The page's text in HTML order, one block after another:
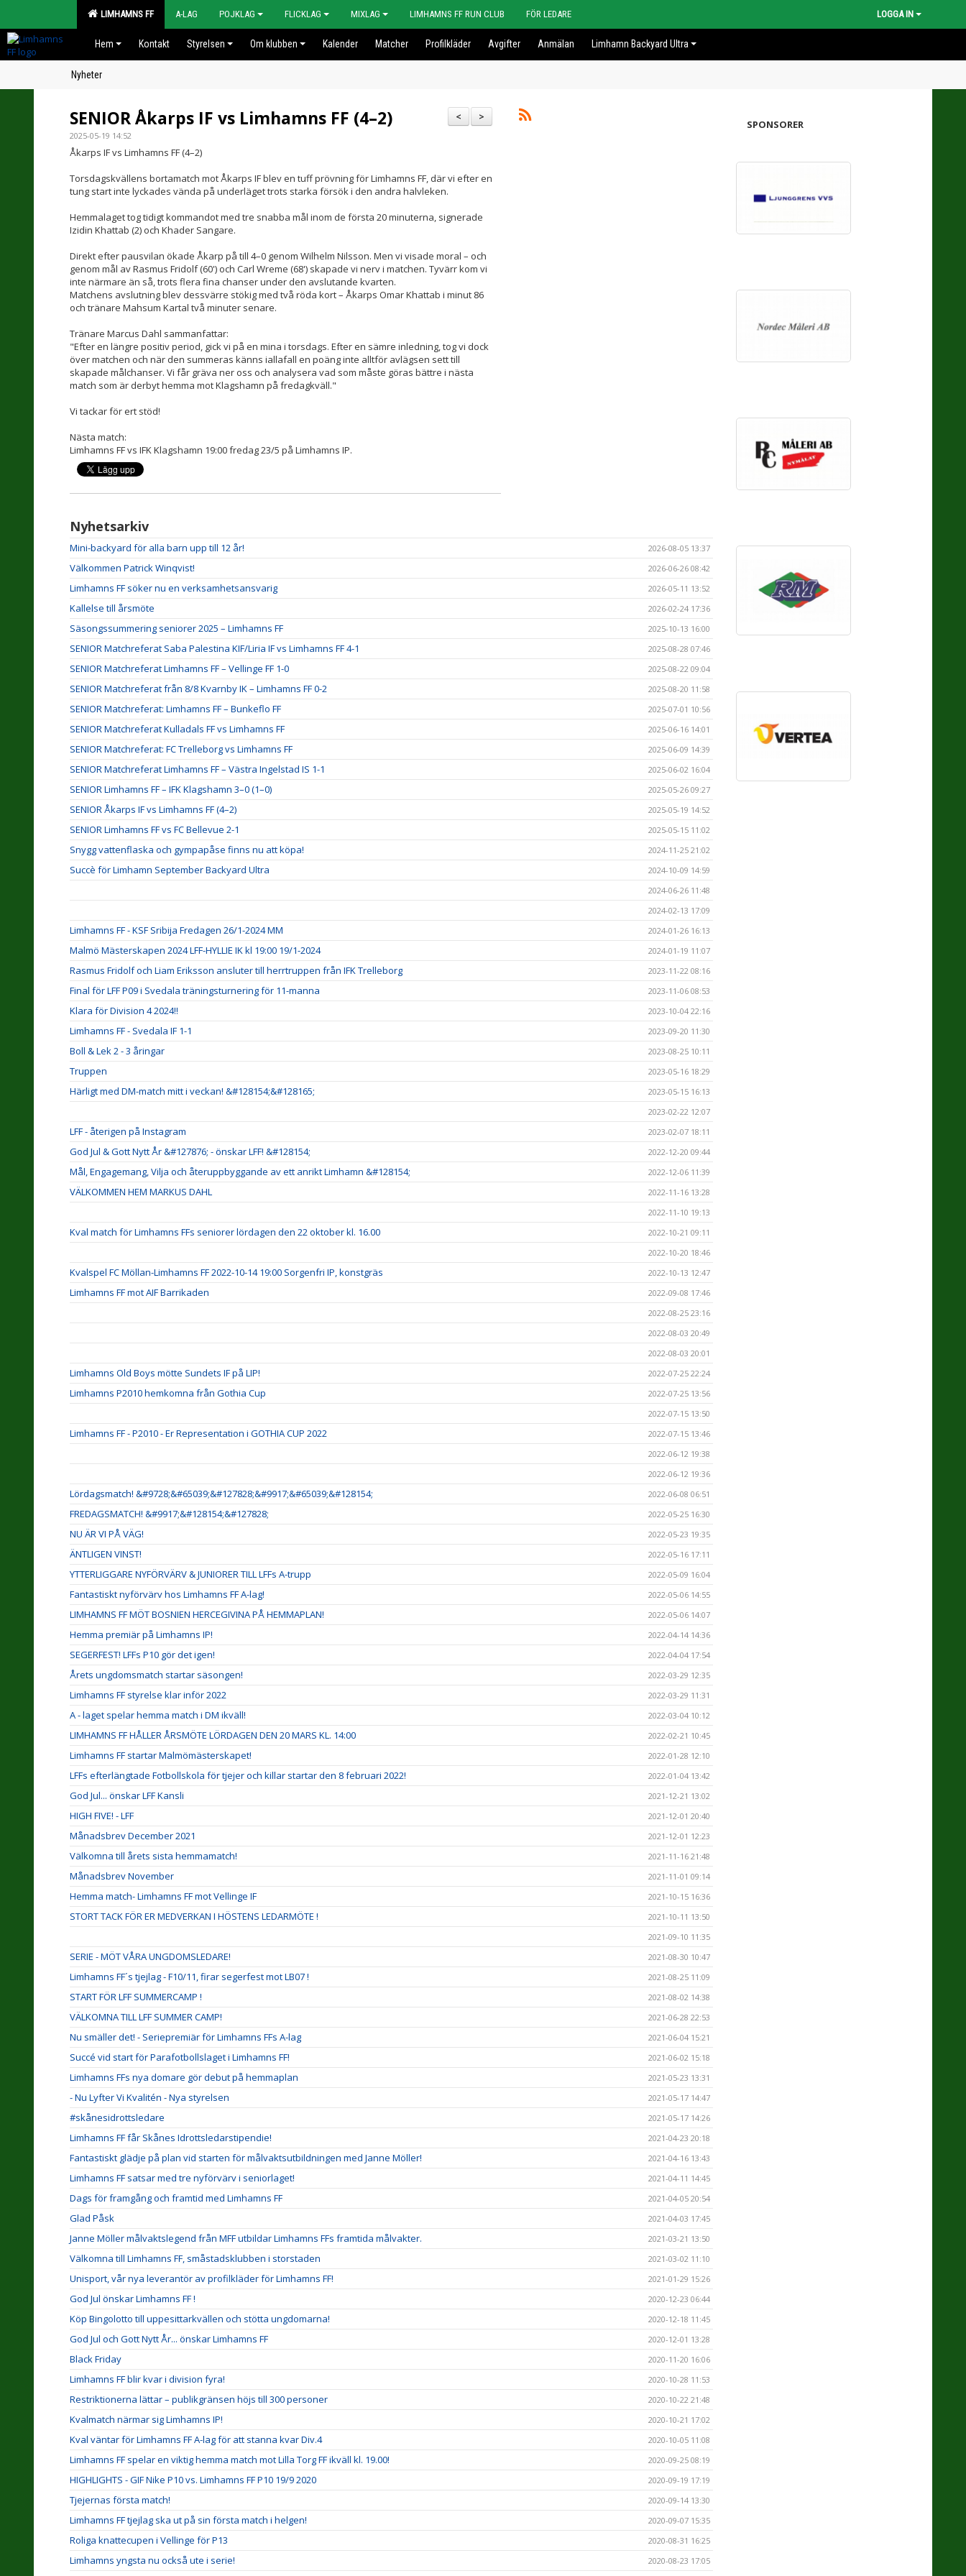
LIMHAMNS FF A-LAG POJKLAG FLICKLAG MIXLAG LIMHAMNS FF RUN CLUB FÖR LEDARE LOGGA IN
Hem Kontakt Styrelsen Om klubben Kalender Matcher Profilkläder Avgifter Anmälan Limhamn Backyard Ultra
Nyheter
>
<
SENIOR Åkarps IF vs Limhamns FF (4–2)
2025-05-19 14:52
Åkarps IF vs Limhamns FF (4–2)
Torsdagskvällens bortamatch mot Åkarps IF blev en tuff prövning för Limhamns FF, där vi efter en
tung start inte lyckades vända på underläget trots starka försök i den andra halvleken.
Hemmalaget tog tidigt kommandot med tre snabba mål inom de första 20 minuterna, signerade
Izidin Khattab (2) och Khader Sangare.
Direkt efter pausvilan ökade Åkarp på till 4–0 genom Wilhelm Nilsson. Men vi visade moral – och
genom mål av Rasmus Fridolf (60') och Carl Wreme (68') skapade vi nerv i matchen. Tyvärr kom vi
inte närmare än så, trots flera fina chanser under den avslutande kvarten.
Matchens avslutning blev dessvärre stökig med två röda kort – Åkarps Omar Khattab i minut 86
och tränare Mahsum Kartal två minuter senare.
Tränare Marcus Dahl sammanfattar:
"Efter en längre positiv period, gick vi på en mina i torsdags. Efter en sämre inledning, tog vi dock
över matchen och när den summeras känns iallafall en poäng inte alltför avlägsen sett till
skapade målchanser. Vi får gräva ner oss och analysera vad som måste göras bättre i nästa
match som är derbyt hemma mot Klagshamn på fredagkväll."
Vi tackar för ert stöd!
Nästa match:
Limhamns FF vs IFK Klagshamn 19:00 fredag 23/5 på Limhamns IP.
Nyhetsarkiv
Mini-backyard för alla barn upp till 12 år! 2026-08-05 13:37
Välkommen Patrick Winqvist! 2026-06-26 08:42
Limhamns FF söker nu en verksamhetsansvarig 2026-05-11 13:52
Kallelse till årsmöte 2026-02-24 17:36
Säsongssummering seniorer 2025 – Limhamns FF 2025-10-13 16:00
SENIOR Matchreferat Saba Palestina KIF/Liria IF vs Limhamns FF 4-1 2025-08-28 07:46
SENIOR Matchreferat Limhamns FF – Vellinge FF 1-0 2025-08-22 09:04
SENIOR Matchreferat från 8/8 Kvarnby IK – Limhamns FF 0-2 2025-08-20 11:58
SENIOR Matchreferat: Limhamns FF – Bunkeflo FF 2025-07-01 10:56
SENIOR Matchreferat Kulladals FF vs Limhamns FF 2025-06-16 14:01
SENIOR Matchreferat: FC Trelleborg vs Limhamns FF 2025-06-09 14:39
SENIOR Matchreferat Limhamns FF – Västra Ingelstad IS 1-1 2025-06-02 16:04
SENIOR Limhamns FF – IFK Klagshamn 3–0 (1–0) 2025-05-26 09:27
SENIOR Åkarps IF vs Limhamns FF (4–2) 2025-05-19 14:52
SENIOR Limhamns FF vs FC Bellevue 2-1 2025-05-15 11:02
Snygg vattenflaska och gympapåse finns nu att köpa! 2024-11-25 21:02
Succè för Limhamn September Backyard Ultra
2024-10-09 14:59
2024-06-26 11:48
2024-02-13 17:09
Limhamns FF - KSF Sribija Fredagen 26/1-2024 MM 2024-01-26 16:13
Malmö Mästerskapen 2024 LFF-HYLLIE IK kl 19:00 19/1-2024 2024-01-19 11:07
Rasmus Fridolf och Liam Eriksson ansluter till herrtruppen från IFK Trelleborg 2023-11-22 08:16
Final för LFF P09 i Svedala träningsturnering för 11-manna 2023-11-06 08:53
Klara för Division 4 2024!! 2023-10-04 22:16
Limhamns FF - Svedala IF 1-1 2023-09-20 11:30
Boll & Lek 2 - 3 åringar 2023-08-25 10:11
Truppen 2023-05-16 18:29
Härligt med DM-match mitt i veckan! &#128154;&#128165;
2023-05-15 16:13
2023-02-22 12:07
LFF - återigen på Instagram 2023-02-07 18:11
God Jul & Gott Nytt År &#127876; - önskar LFF! &#128154; 2022-12-20 09:44
Mål, Engagemang, Vilja och återuppbyggande av ett anrikt Limhamn &#128154; 2022-12-06 11:39
VÄLKOMMEN HEM MARKUS DAHL
2022-11-16 13:28
2022-11-10 19:13
Kval match för Limhamns FFs seniorer lördagen den 22 oktober kl. 16.00
2022-10-21 09:11
2022-10-20 18:46
Kvalspel FC Möllan-Limhamns FF 2022-10-14 19:00 Sorgenfri IP, konstgräs 2022-10-13 12:47
Limhamns FF mot AIF Barrikaden
2022-09-08 17:46
2022-08-25 23:16
2022-08-03 20:49
2022-08-03 20:01
Limhamns Old Boys mötte Sundets IF på LIP! 2022-07-25 22:24
Limhamns P2010 hemkomna från Gothia Cup
2022-07-25 13:56
2022-07-15 13:50
Limhamns FF - P2010 - Er Representation i GOTHIA CUP 2022
2022-07-15 13:46
2022-06-12 19:38
2022-06-12 19:36
Lördagsmatch! &#9728;&#65039;&#127828;&#9917;&#65039;&#128154; 2022-06-08 06:51
FREDAGSMATCH! &#9917;&#128154;&#127828; 2022-05-25 16:30
NU ÄR VI PÅ VÄG! 2022-05-23 19:35
ÄNTLIGEN VINST! 2022-05-16 17:11
YTTERLIGGARE NYFÖRVÄRV & JUNIORER TILL LFFs A-trupp 2022-05-09 16:04
Fantastiskt nyförvärv hos Limhamns FF A-lag! 2022-05-06 14:55
LIMHAMNS FF MÖT BOSNIEN HERCEGIVINA PÅ HEMMAPLAN! 2022-05-06 14:07
Hemma premiär på Limhamns IP! 2022-04-14 14:36
SEGERFEST! LFFs P10 gör det igen! 2022-04-04 17:54
Årets ungdomsmatch startar säsongen! 2022-03-29 12:35
Limhamns FF styrelse klar inför 2022 2022-03-29 11:31
A - laget spelar hemma match i DM ikväll! 2022-03-04 10:12
LIMHAMNS FF HÅLLER ÅRSMÖTE LÖRDAGEN DEN 20 MARS KL. 14:00 2022-02-21 10:45
Limhamns FF startar Malmömästerskapet! 2022-01-28 12:10
LFFs efterlängtade Fotbollskola för tjejer och killar startar den 8 februari 2022! 2022-01-04 13:42
God Jul... önskar LFF Kansli 2021-12-21 13:02
HIGH FIVE! - LFF 2021-12-01 20:40
Månadsbrev December 2021 2021-12-01 12:23
Välkomna till årets sista hemmamatch! 2021-11-16 21:48
Månadsbrev November 2021-11-01 09:14
Hemma match- Limhamns FF mot Vellinge IF 2021-10-15 16:36
STORT TACK FÖR ER MEDVERKAN I HÖSTENS LEDARMÖTE !
2021-10-11 13:50
2021-09-10 11:35
SERIE - MÖT VÅRA UNGDOMSLEDARE! 2021-08-30 10:47
Limhamns FF´s tjejlag - F10/11, firar segerfest mot LB07 ! 2021-08-25 11:09
START FÖR LFF SUMMERCAMP ! 2021-08-02 14:38
VÄLKOMNA TILL LFF SUMMER CAMP! 2021-06-28 22:53
Nu smäller det! - Seriepremiär för Limhamns FFs A-lag 2021-06-04 15:21
Succé vid start för Parafotbollslaget i Limhamns FF! 2021-06-02 15:18
Limhamns FFs nya domare gör debut på hemmaplan 2021-05-23 13:31
- Nu Lyfter Vi Kvalitén - Nya styrelsen 2021-05-17 14:47
#skånesidrottsledare 2021-05-17 14:26
Limhamns FF får Skånes Idrottsledarstipendie! 2021-04-23 20:18
Fantastiskt glädje på plan vid starten för målvaktsutbildningen med Janne Möller! 2021-04-16 13:43
Limhamns FF satsar med tre nyförvärv i seniorlaget! 2021-04-11 14:45
Dags för framgång och framtid med Limhamns FF 2021-04-05 20:54
Glad Påsk 2021-04-03 17:45
Janne Möller målvaktslegend från MFF utbildar Limhamns FFs framtida målvakter. 2021-03-21 13:50
Välkomna till Limhamns FF, småstadsklubben i storstaden 2021-03-02 11:10
Unisport, vår nya leverantör av profilkläder för Limhamns FF! 2021-01-29 15:26
God Jul önskar Limhamns FF ! 2020-12-23 06:44
Köp Bingolotto till uppesittarkvällen och stötta ungdomarna! 2020-12-18 11:45
God Jul och Gott Nytt År... önskar Limhamns FF 2020-12-01 13:28
Black Friday 2020-11-20 16:06
Limhamns FF blir kvar i division fyra! 2020-10-28 11:53
Restriktionerna lättar – publikgränsen höjs till 300 personer 2020-10-22 21:48
Kvalmatch närmar sig Limhamns IP! 2020-10-21 17:02
Kval väntar för Limhamns FF A-lag för att stanna kvar Div.4 2020-10-05 11:08
Limhamns FF spelar en viktig hemma match mot Lilla Torg FF ikväll kl. 19.00! 2020-09-25 08:19
HIGHLIGHTS - GIF Nike P10 vs. Limhamns FF P10 19/9 2020 2020-09-19 17:19
Tjejernas första match! 2020-09-14 13:30
Limhamns FF tjejlag ska ut på sin första match i helgen! 2020-09-07 15:35
Roliga knattecupen i Vellinge för P13 2020-08-31 16:25
Limhamns yngsta nu också ute i serie! 2020-08-23 17:05
SPONSORER